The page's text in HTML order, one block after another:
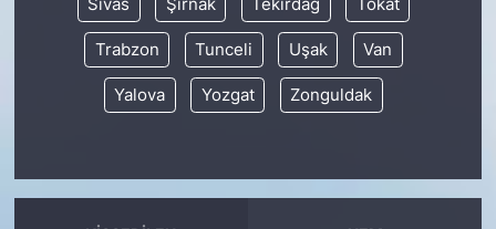
Sivas Şırnak Tekirdağ Tokat
Trabzon Tunceli Uşak Van
Yalova Yozgat Zonguldak